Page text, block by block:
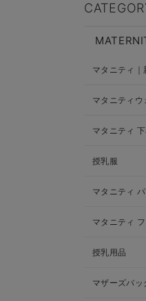
マタニティ｜
マタニティウ
マタニティ
授乳服
マタニティ
マタニティ
授乳用品
マザーズバ